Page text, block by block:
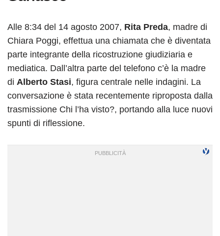
Alle 8:34 del 14 agosto 2007, Rita Preda, madre di
Chiara Poggi, effettua una chiamata che è diventata
parte integrante della ricostruzione giudiziaria e
mediatica. Dall’altra parte del telefono c’è la madre
di Alberto Stasi, figura centrale nelle indagini. La
conversazione è stata recentemente riproposta dalla
trasmissione Chi l’ha visto?, portando alla luce nuovi
spunti di riflessione.